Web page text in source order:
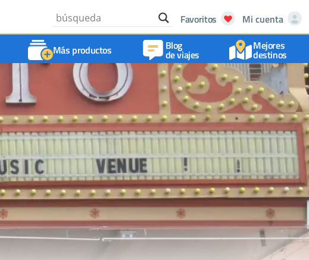
Favoritos
Mi cuenta
Más productos Blog
de viajes
Mejores
destinos